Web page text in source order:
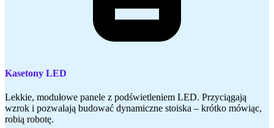
Kasetony LED
Lekkie, modułowe panele z podświetleniem LED. Przyciągają
wzrok i pozwalają budować dynamiczne stoiska – krótko mówiąc,
robią robotę.